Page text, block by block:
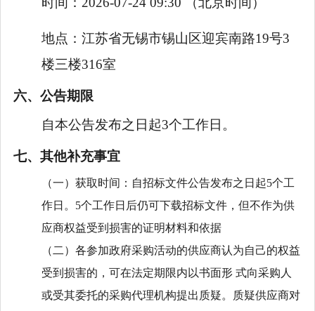
地点： 江苏省无锡市锡山区迎宾南路19号3
楼三楼316室
六、公告期限
自本公告发布之日起3个工作日。
七、其他补充事宜
（一）获取时间：自招标文件公告发布之日起5个工
作日。5个工作日后仍可下载招标文件，但不作为供
应商权益受到损害的证明材料和依据
（二）各参加政府采购活动的供应商认为自己的权益
受到损害的，可在法定期限内以书面形 式向采购人
或受其委托的采购代理机构提出质疑。质疑供应商对